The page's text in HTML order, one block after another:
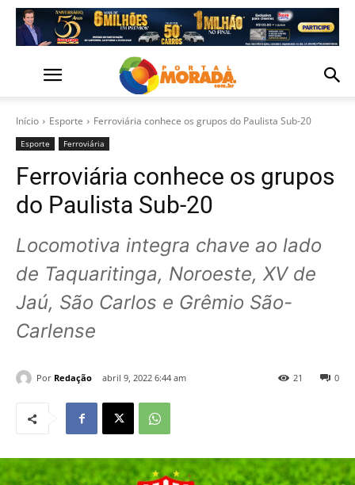
Início Esporte Ferroviária conhece os grupos do Paulista Sub-20
Esporte Ferroviária
Ferroviária conhece os grupos
do Paulista Sub-20
Locomotiva integra chave ao lado
de Taquaritinga, Noroeste, XV de
Jaú, São Carlos e Grêmio São-
Carlense
Por Redação abril 9, 2022 6:44 am 0
21